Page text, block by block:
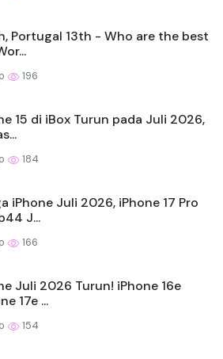
Portugal 13th - Who are the best
196
15 di iBox Turun pada Juli 2026,
184
iPhone Juli 2026, iPhone 17 Pro
J...
166
Juli 2026 Turun! iPhone 16e
17e ...
154